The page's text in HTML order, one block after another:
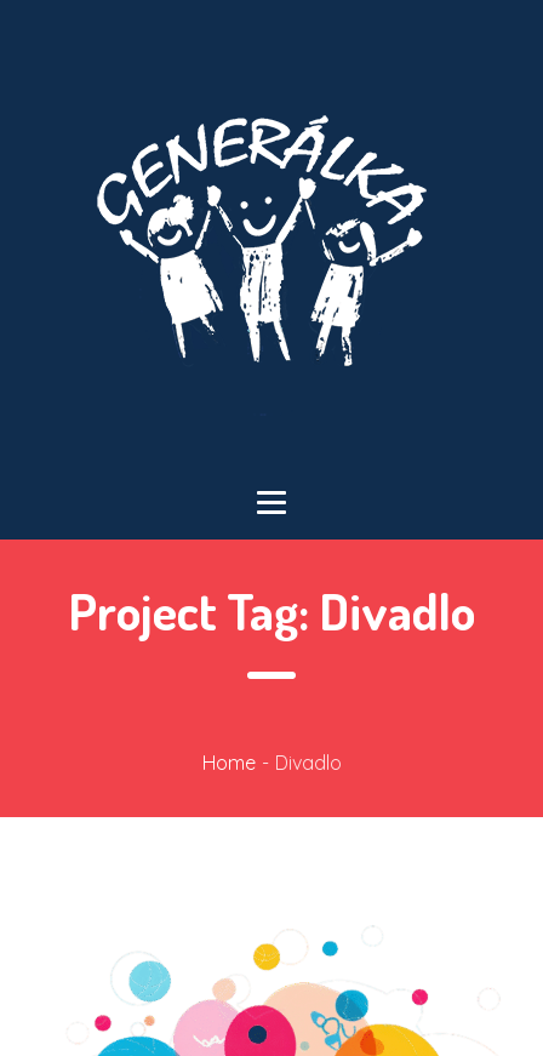
Project Tag: Divadlo
Home - Divadlo